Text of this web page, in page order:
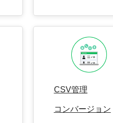
CSV管理
コンバージョン